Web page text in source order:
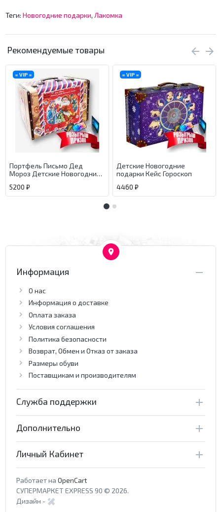
Теги: Новогодние подарки, Лакомка
Рекомендуемые товары
= VIP =
Портфель Письмо Дед
Мороз Детские Новогодние
5200 ₽
= VIP =
Детские Новогодние
подарки Кейс Гороскоп
4460 ₽
Информация
О нас
Информация о доставке
Оплата заказа
Условия соглашения
Политика безопасности
Возврат, Обмен и Отказ от заказа
Размеры обуви
Поставщикам и производителям
Служба поддержки
Дополнительно
Личный Кабинет
Работает на OpenCart
СУПЕРМАРКЕТ EXPRESS 90 © 2026.
Дизайн -